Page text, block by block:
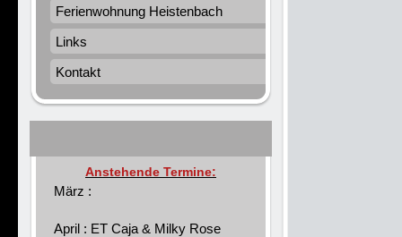
Ferienwohnung Heistenbach
Links
Kontakt
Anstehende Termine:
März :
April : ET Caja & Milky Rose